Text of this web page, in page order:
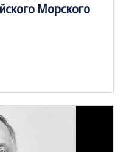
Морского